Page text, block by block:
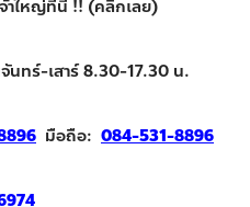
าใหญ่ที่นี่ !! (คลิกเลย)
นทร์-เสาร์ 8.30-17.30 น.
มือถือ: 084-531-8896